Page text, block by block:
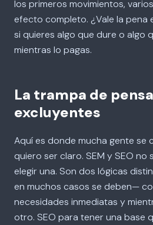
los primeros movimientos,
efecto completo. ¿Vale la pena
si quieres algo que dure o algo
mientras lo pagas.
La trampa de
excluyentes
Aquí es donde mucha gente se
quiero ser claro. SEM y SEO
elegir una. Son dos lógicas
en muchos casos se deben—
necesidades inmediatas y
otro. SEO para tener una base